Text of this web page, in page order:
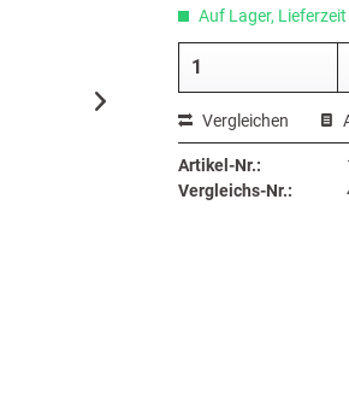
Auf Lager,
Vergleichen
Artikel-Nr.:
Vergleichs-Nr.: